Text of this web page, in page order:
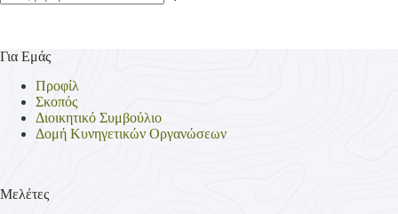
Για Εμάς
Προφίλ
Σκοπός
Διοικητικό Συμβούλιο
Δομή Κυνηγετικών Οργανώσεων
Μελέτες